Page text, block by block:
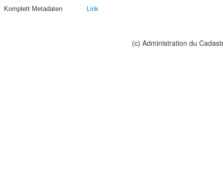
Komplett Metadaten Link
(c) Administration du